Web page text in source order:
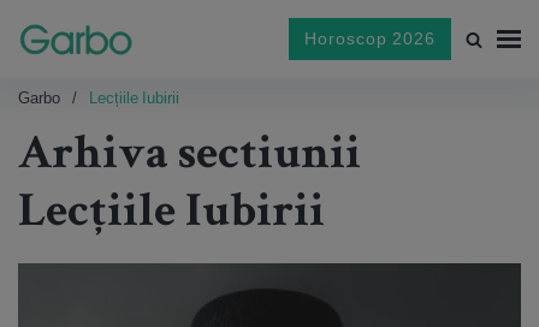
Horoscop 2026
Garbo Lecțiile Iubirii
Arhiva sectiunii
Lecțiile Iubirii